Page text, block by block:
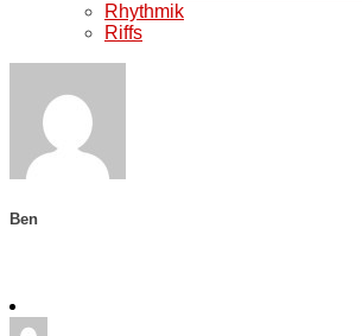
Rhythmik
Riffs
Ben